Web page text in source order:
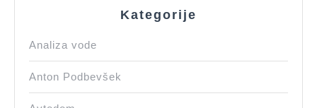
Kategorije
Analiza vode
Anton Podbevšek